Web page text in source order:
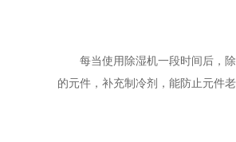
每当使用除湿机一段时间后，除
的元件，补充制冷剂，能防止元件